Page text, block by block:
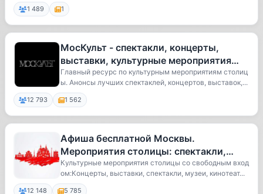
с...
1 489 1
МосКульт - спектакли, концерты,
выставки, культурные мероприятия
Москвы
Главный ресурс по культурным мероприятиям столиц
ы. Анонсы лучших спектаклей, концертов, выставок,...
12 793 1 562
Афиша бесплатной Москвы.
Мероприятия столицы: спектакли,
концерты, выставки, мюзиклы, музеи,
театры
Культурные мероприятия столицы со свободным вход
ом:Концерты, выставки, спектакли, музеи, кинотеат...
12 148 5 785